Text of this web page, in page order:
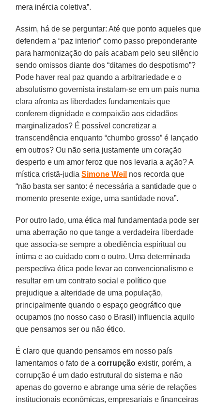
mera inércia coletiva”.
Assim, há de se perguntar: Até que ponto aqueles que
defendem a “paz interior” como passo preponderante
para harmonização do país acabam pelo seu silêncio
sendo omissos diante dos “ditames do despotismo”?
Pode haver real paz quando a arbitrariedade e o
absolutismo governista instalam-se em um país numa
clara afronta as liberdades fundamentais que
conferem dignidade e compaixão aos cidadãos
marginalizados? É possível concretizar a
transcendência enquanto “chumbo grosso” é lançado
em outros? Ou não seria justamente um coração
desperto e um amor feroz que nos levaria a ação? A
mística cristã-judiaSimone Weil nos recorda que
“não basta ser santo: é necessária a santidade que o
momento presente exige, uma santidade nova”.
Por outro lado, uma ética mal fundamentada pode ser
uma aberração no que tange a verdadeira liberdade
que associa-se sempre a obediência espiritual ou
íntima e ao cuidado com o outro. Uma determinada
perspectiva ética pode levar ao convencionalismo e
resultar em um contrato social e político que
prejudique a alteridade de uma população,
principalmente quando o espaço geográfico que
ocupamos (no nosso caso o Brasil) influencia aquilo
que pensamos ser ou não ético.
É claro que quando pensamos em nosso país
lamentamos o fato de acorrupção existir, porém, a
corrupção é um dado estrutural do sistema e não
apenas do governo e abrange uma série de relações
institucionais econômicas, empresariais e financeiras